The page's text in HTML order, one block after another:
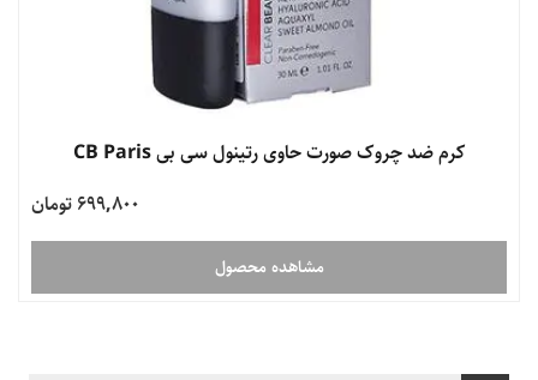
کرم ضد چروک صورت حاوی رتینول سی بی CB Paris
699,800 تومان
مشاهده محصول